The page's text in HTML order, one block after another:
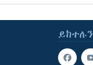
ይከተሉን